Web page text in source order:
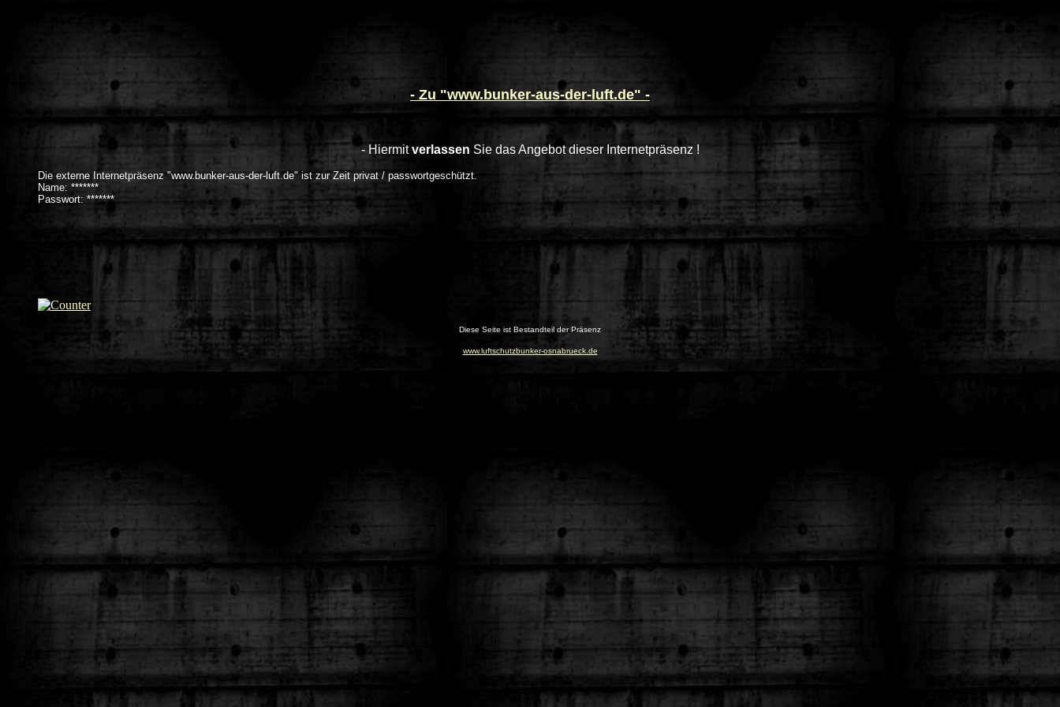
- Zu "www.bunker-aus-der-luft.de" -
- Hiermitverlassen Sie das Angebot dieser Internetpräsenz !
Die externe Internetpräsenz "www.bunker-aus-der-luft.de" ist zur Zeit privat / passwortgeschützt.
Name: *******
Passwort: *******
Diese Seite ist Bestandteil der Präsenz
www.luftschutzbunker-osnabrueck.de